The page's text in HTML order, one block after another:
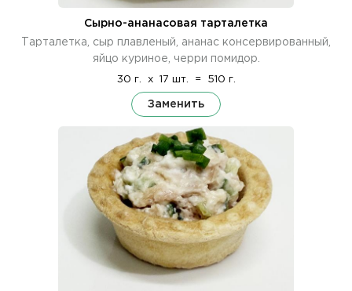
Сырно-ананасовая тарталетка
Тарталетка, сыр плавленый, ананас консервированный,
яйцо куриное, черри помидор.
30 г. x 17 шт. = 510 г.
Заменить